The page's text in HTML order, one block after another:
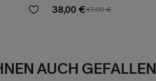
38,00 €47,00 €
AUCH GEFALLEN